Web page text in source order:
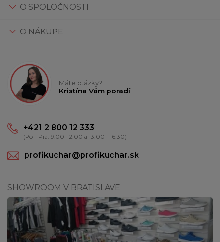
O SPOLOČNOSTI
O NÁKUPE
Máte otázky?
Kristína Vám poradí
+421 2 800 12 333
(Po - Pia: 9:00-12:00 a 13:00 - 16:30)
profikuchar@profikuchar.sk
SHOWROOM V BRATISLAVE